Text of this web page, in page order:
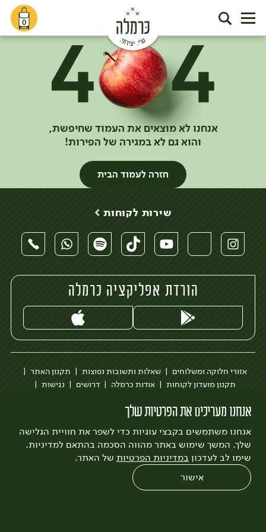
0
אנחנו לא מוצאים את העמוד שחיפשת,
והוא גם לא במגירה של הפירות!
חזרה לעמוד הבית
אנחנו מעריכים את הפרטיות שלך
אנחנו משתמשים בקבצי עוגיות כדי לשפר את חוויית הגלישה
שלך. המשך שימוש באתר מהווה הסכמה בהתאם למדיניות.
שימו לב לעדכון במדיניות הפרטיות של האתר.
אישור
שירות לקוחות >
הורדת אפליקציה כרמלה
אזורי חלוקה ומשלוחים שאלות ותשובות נפוצות
תקנון האתר
תקנון מועדון לקוחות
אודות כרמלה דרושים
נגישות
לצפייה בעדכון מדיניות פרטיות
עיצוב:3bears פיתוח:Quatro